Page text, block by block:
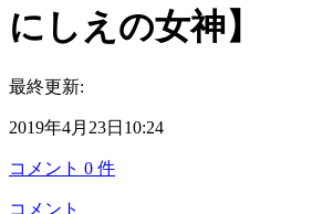
にしえの女神】
最終更新:
2019年4月23日10:24
コメント 0 件
コメント